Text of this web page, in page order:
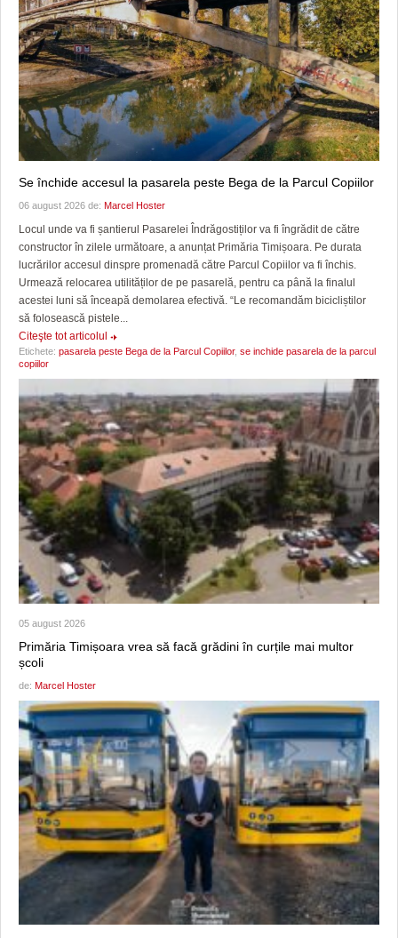
Se închide accesul la pasarela peste Bega de la Parcul Copiilor
06 august 2026 de: Marcel Hoster
Locul unde va fi șantierul Pasarelei Îndrăgostiților va fi îngrădit de către
constructor în zilele următoare, a anunțat Primăria Timișoara. Pe durata
lucrărilor accesul dinspre promenadă către Parcul Copiilor va fi închis.
Urmează relocarea utilităților de pe pasarelă, pentru ca până la finalul
acestei luni să înceapă demolarea efectivă. “Le recomandăm bicicliștilor
să folosească pistele...
Citeşte tot articolul
Etichete: pasarela peste Bega de la Parcul Copiilor, se inchide pasarela de la parcul
copiilor
05 august 2026
Primăria Timișoara vrea să facă grădini în curțile mai multor
școli
de: Marcel Hoster